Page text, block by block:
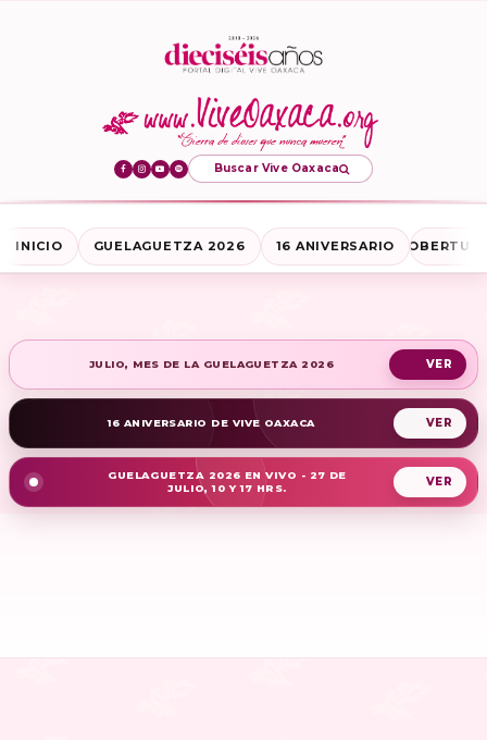
Buscar Vive Oaxaca
INICIO GUELAGUETZA 2026 16 ANIVERSARIO
JULIO, MES DE LA GUELAGUETZA 2026
16 ANIVERSARIO DE VIVE OAXACA
GUELAGUETZA 2026 EN VIVO - 27 DE
JULIO, 10 Y 17 HRS.